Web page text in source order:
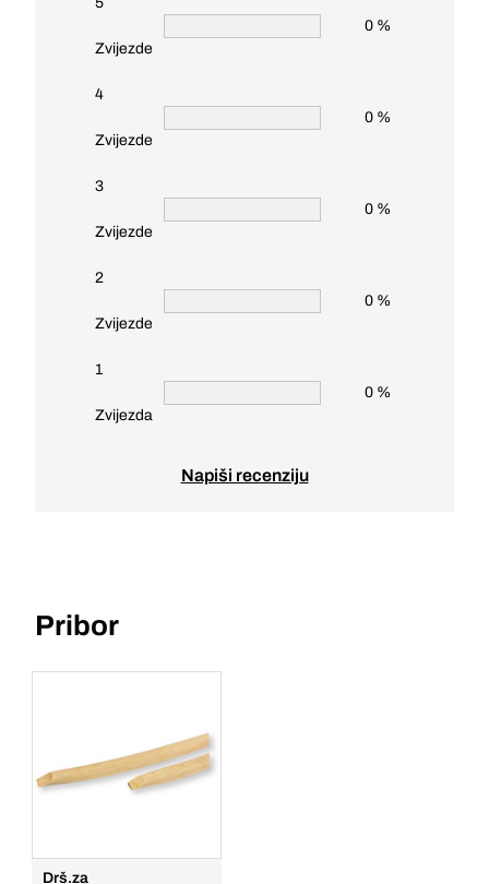
Zvijezde
0 %
4
Zvijezde
0 %
3
Zvijezde
0 %
2
Zvijezde
0 %
1
Zvijezda
0 %
Napiši recenziju
Pribor
Drš.za